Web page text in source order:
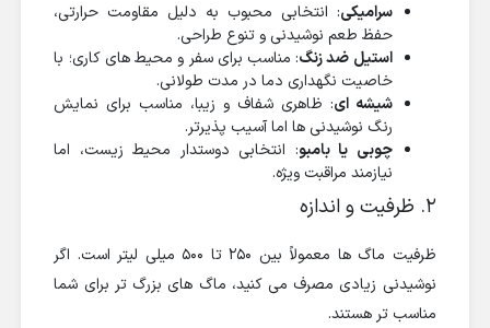
سرامیکی: انتخابی محبوب به دلیل مقاومت حرارتی،
حفظ طعم نوشیدنی و تنوع طراحی.
استیل ضد زنگ: مناسب برای سفر و محیط های کاری؛ با
خاصیت نگهداری دما در مدت طولانی.
شیشه ای: ظاهری شفاف و زیبا، مناسب برای نمایش
رنگ نوشیدنی ها اما آسیب پذیرتر.
چوبی یا بامبو: انتخابی دوستدار محیط زیست، اما
نیازمند مراقبت ویژه.
۲. ظرفیت و اندازه
ظرفیت ماگ ها معمولاً بین ۲۵۰ تا ۵۰۰ میلی لیتر است. اگر
نوشیدنی زیادی مصرف می کنید، ماگ های بزرگ تر برای شما
مناسب تر هستند.